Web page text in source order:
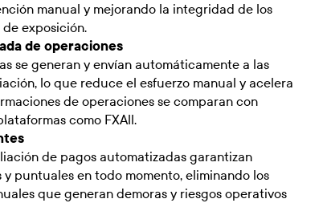
manual y mejorando la integridad de los
exposición.
de operaciones
se generan y envían automáticamente a las
lo que reduce el esfuerzo manual y acelera
de operaciones se comparan con
como FXAll.
de pagos automatizadas garantizan
puntuales en todo momento, eliminando los
que generan demoras y riesgos operativos